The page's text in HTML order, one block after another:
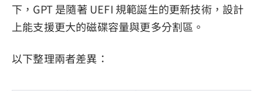
下，GPT 是隨著 UEFI 規範誕生的更新技術，設計
上能支援更大的磁碟容量與更多分割區。
以下整理兩者差異：